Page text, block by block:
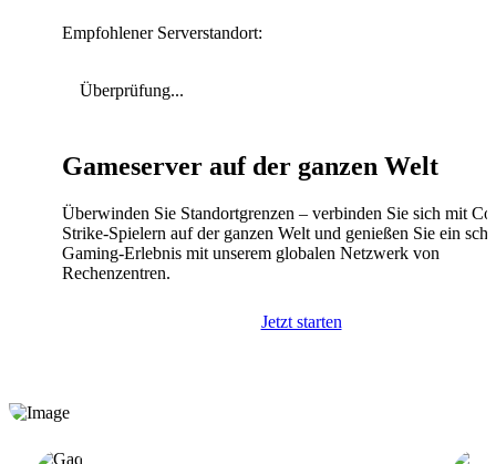
Empfohlener Serverstandort:
Überprüfung...
Gameserver auf der ganzen Welt
Überwinden Sie Standortgrenzen – verbinden Sie sich mit
Strike-Spielern auf der ganzen Welt und genießen Sie ein
Gaming-Erlebnis mit unserem globalen Netzwerk von
Rechenzentren.
Jetzt starten